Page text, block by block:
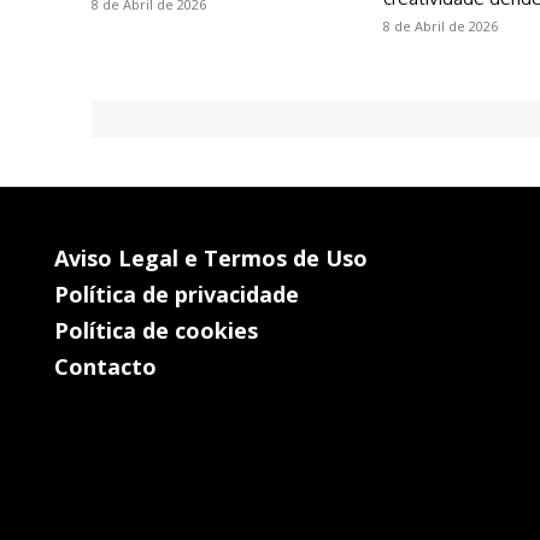
8 de Abril de 2026
8 de Abril de 2026
Aviso Legal e Termos de Uso
Política de privacidade
Política de cookies
Contacto